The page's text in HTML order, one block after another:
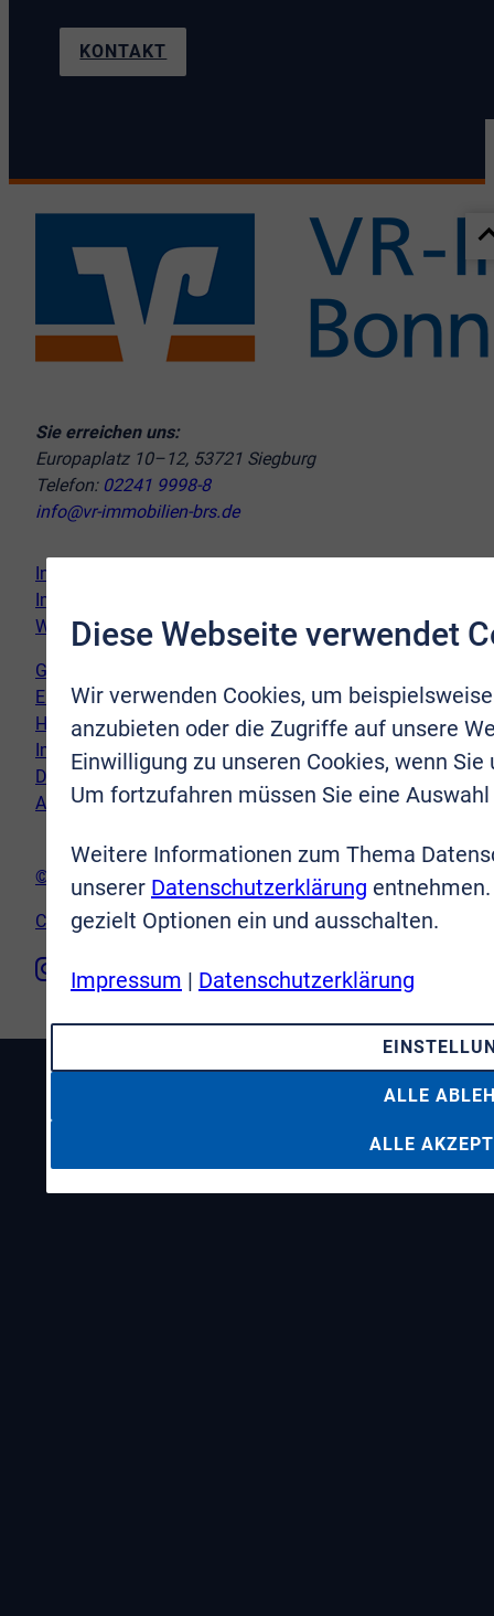
KONTAKT
Sie erreichen uns:
Europaplatz 10–12, 53721 Siegburg
Telefon: 02241 9998-8
info@vr-immobilien-brs.de
Immobilie verkaufen
Immobilie kaufen
Wir vor Ort
Genderhinweis
Erklärung zur Barrierefreiheit
Hinweispflicht Newsletter
Impressum
Datenschutz
AGB
© VR-Immobilien Bonn Rhein-Sieg GmbH
Cookie-Einstellungen
Diese Webseite verwendet
Wir verwenden Cookies, um
anzubieten oder die Zugriffe auf unsere
Einwilligung zu unseren Cookies, wenn
Um fortzufahren müssen Sie eine
Weitere Informationen zum Thema
unserer Datenschutzerklärung
gezielt Optionen ein und ausschalten.
Impressum | Datenschutzerklärung
ALLE
ALLE